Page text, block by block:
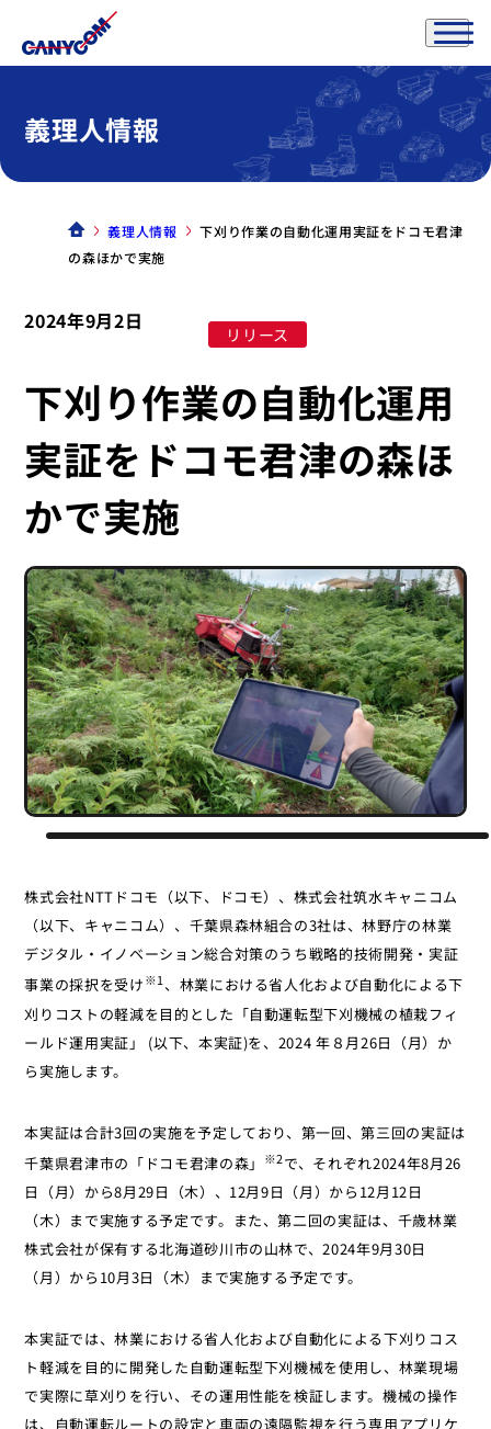
義理人情報
義理人情報
下刈り作業の自動化運用実証をドコモ君津
の森ほかで実施
2024年9月2日
リリース
下刈り作業の自動化運用
実証をドコモ君津の森ほ
かで実施
株式会社NTTドコモ（以下、ドコモ）、株式会社筑水キャニコム
（以下、キャニコム）、千葉県森林組合の3社は、林野庁の林業
デジタル・イノベーション総合対策のうち戦略的技術開発・実証
事業の採択を受け※1、林業における省人化および自動化による下
刈りコストの軽減を目的とした「自動運転型下刈機械の植栽フィ
ールド運用実証」 (以下、本実証)を、2024 年８月26日（月）か
ら実施します。
本実証は合計3回の実施を予定しており、第一回、第三回の実証は
千葉県君津市の「ドコモ君津の森」
※2で、それぞれ2024年8月26
日（月）から8月29日（木）、12月9日（月）から12月12日
（木）まで実施する予定です。また、第二回の実証は、千歳林業
株式会社が保有する北海道砂川市の山林で、2024年9月30日
（月）から10月3日（木）まで実施する予定です。
本実証では、林業における省人化および自動化による下刈りコス
ト軽減を目的に開発した自動運転型下刈機械を使用し、林業現場
で実際に草刈りを行い、その運用性能を検証します。機械の操作
は、自動運転ルートの設定と車両の遠隔監視を行う専用アプリケ